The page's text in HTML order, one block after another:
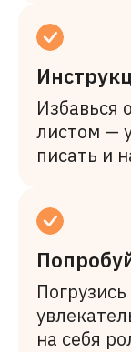
Избавься
листом —
писать и
на себя